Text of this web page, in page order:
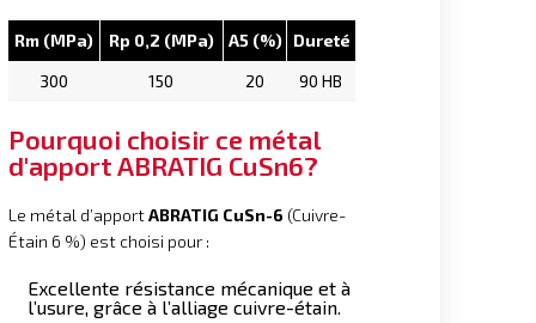
Rm (MPa) Rp 0,2 (MPa) A5 (%) Dureté
300
150 20 90 HB
Pourquoi choisir ce métal
d'apport ABRATIG CuSn6?
Le métal d’apportABRATIG CuSn-6 (Cuivre-
Étain 6 %) est choisi pour :
Excellente résistance mécanique et à
l’usure, grâce à l’alliage cuivre-étain.